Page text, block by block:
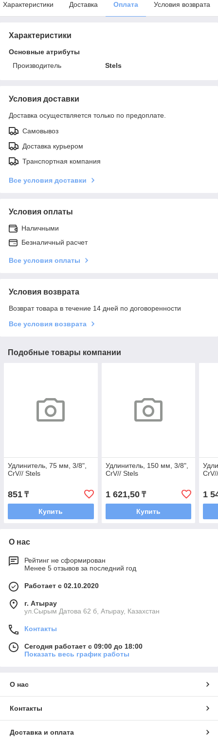
Характеристики Доставка Оплата Условия возврата
Характеристики
Основные атрибуты
Производитель
Stels
Условия доставки
Доставка осуществляется только по предоплате.
Самовывоз
Доставка курьером
Транспортная компания
Все условия доставки
Условия оплаты
Наличными
Безналичный расчет
Все условия оплаты
Условия возврата
Возврат товара в течение 14 дней по договоренности
Все условия возврата
Подобные товары компании
Удлинитель, 75 мм, 3/8",
CrV// Stels
851 ₸
Купить
Удлинитель, 150 мм, 3/8",
CrV// Stels
1 621,50₸
Купить
1
О нас
Рейтинг не сформирован
Менее 5 отзывов за последний год
Работает с 02.10.2020
г. Атырау
ул.Сырым Датова 62 б, Атырау, Казахстан
Контакты
Сегодня работает с 09:00 до 18:00
Показать весь график работы
О нас
Контакты
Доставка и оплата